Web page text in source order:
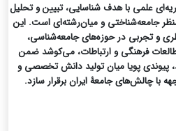
علمی با هدف شناسایی، تبیین و تحلیل
جامعه‌شناختی و میان‌رشته‌ای است. این
و تجربی در حوزه‌های جامعه‌شناسی،
فرهنگی و ارتباطات، می‌کوشد ضمن
پیوندی پویا میان تولید دانش تخصصی و
با چالش‌های جامعۀ ایران برقرار سازد.